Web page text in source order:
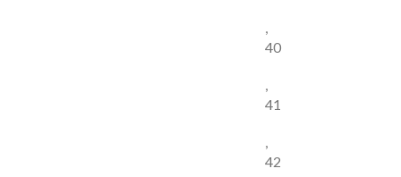
,
40
,
41
,
42